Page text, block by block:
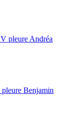
pleure Andréa
Benjamin